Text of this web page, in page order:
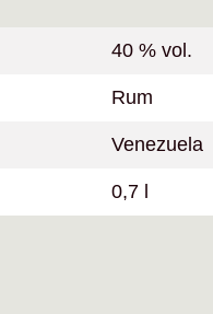
40 % vol.
Rum
Venezuela
0,7 l